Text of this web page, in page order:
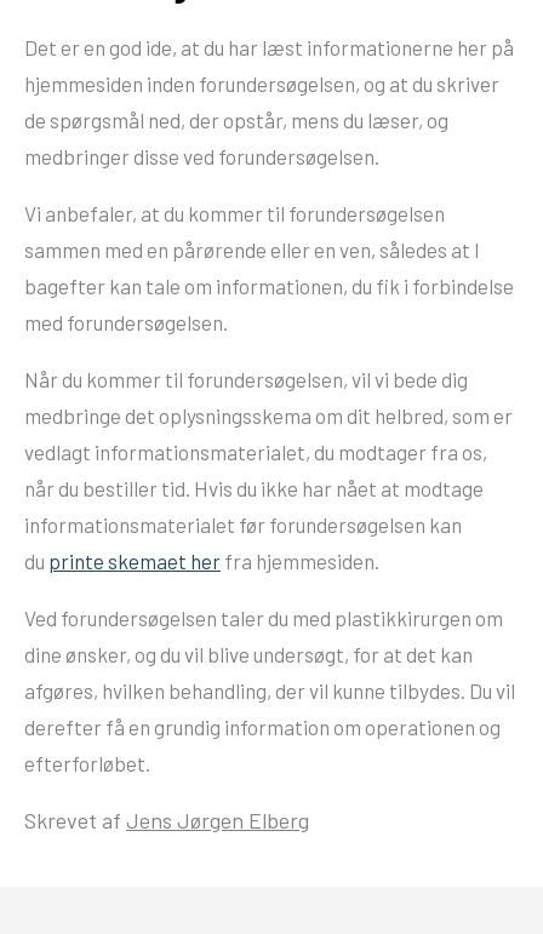
Det er en god ide, at du har læst informationerne her på
hjemmesiden inden forundersøgelsen, og at du skriver
de spørgsmål ned, der opstår, mens du læser, og
medbringer disse ved forundersøgelsen.
Vi anbefaler, at du kommer til forundersøgelsen
sammen med en pårørende eller en ven, således at I
bagefter kan tale om informationen, du fik i forbindelse
med forundersøgelsen.
Når du kommer til forundersøgelsen, vil vi bede dig
medbringe det oplysningsskema om dit helbred, som er
vedlagt informationsmaterialet, du modtager fra os,
når du bestiller tid. Hvis du ikke har nået at modtage
informationsmaterialet før forundersøgelsen kan
du printe skemaet her fra hjemmesiden.
Ved forundersøgelsen taler du med plastikkirurgen om
dine ønsker, og du vil blive undersøgt, for at det kan
afgøres, hvilken behandling, der vil kunne tilbydes. Du vil
derefter få en grundig information om operationen og
efterforløbet.
Skrevet af Jens Jørgen Elberg